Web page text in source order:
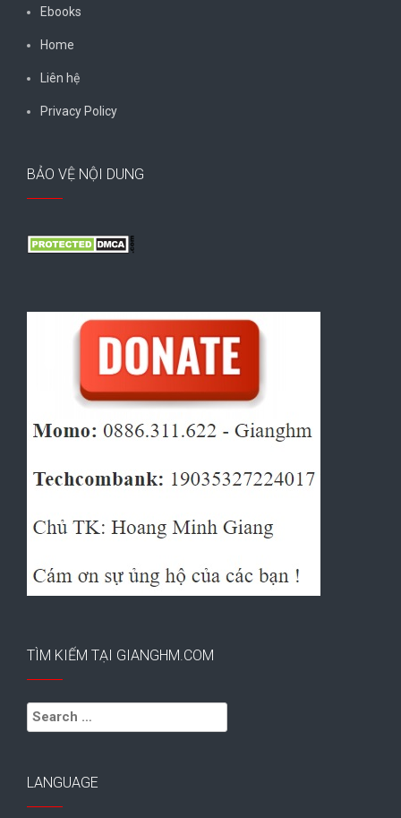
Ebooks
Home
Liên hệ
Privacy Policy
BẢO VỆ NỘI DUNG
TÌM KIẾM TẠI GIANGHM.COM
Search
for:
LANGUAGE